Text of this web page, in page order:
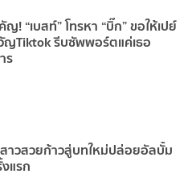
! “เบสท์” โทรหา “บิ๊ก” ขอให้เปย์
ญTiktok รีบซัพพอร์ตแค่เธอ
ร
าวสวยก้าวสู่บทใหม่ปล่อยอัลบั้ม
แรก